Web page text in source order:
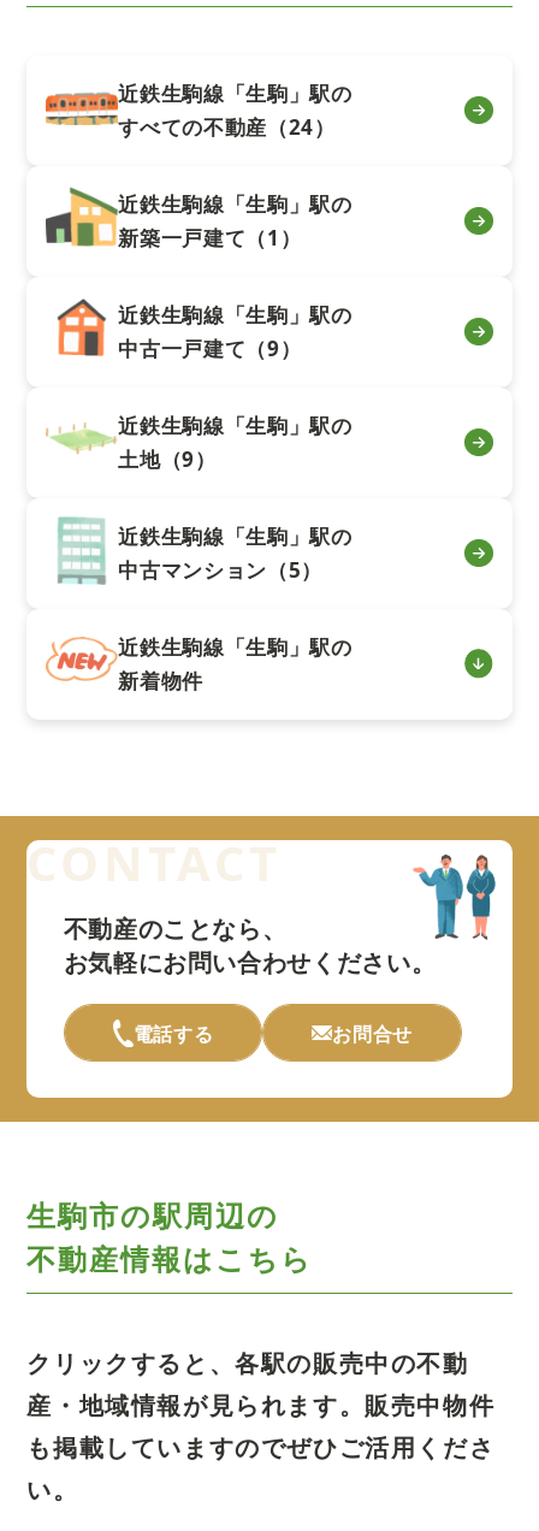
近鉄生駒線「生駒」駅の
すべての不動産（24）
近鉄生駒線「生駒」駅の
新築一戸建て（1）
近鉄生駒線「生駒」駅の
中古一戸建て（9）
近鉄生駒線「生駒」駅の
土地（9）
近鉄生駒線「生駒」駅の
中古マンション（5）
近鉄生駒線「生駒」駅の
新着物件
不動産のことなら、
お気軽にお問い合わせください。
電話する お問合せ
生駒市の駅周辺の
不動産情報はこちら
クリックすると、各駅の販売中の不動
産・地域情報が見られます。 販売中物件
も掲載していますのでぜひご活用くださ
い。